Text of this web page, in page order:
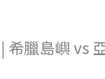
希臘島嶼 vs